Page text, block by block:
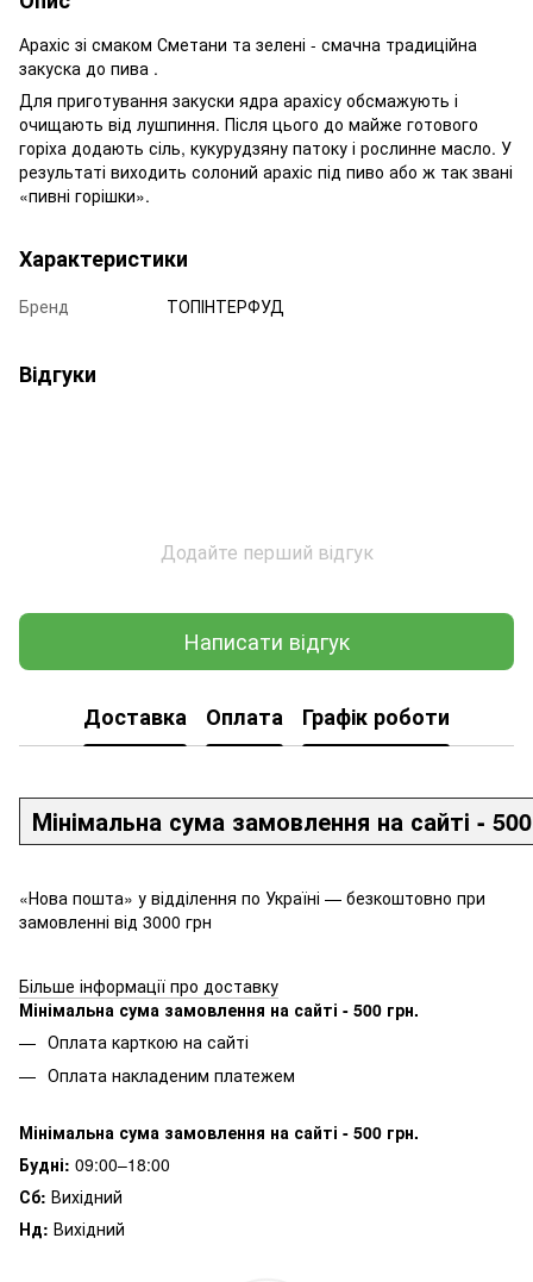
Арахіс зі смаком Сметани та зелені - смачна традиційна
закуска до пива .
Для приготування закуски ядра арахісу обсмажують і
очищають від лушпиння. Після цього до майже готового
горіха додають сіль, кукурудзяну патоку і рослинне масло. У
результаті виходить солоний арахіс під пиво або ж так звані
«пивні горішки».
Характеристики
Бренд ТОПІНТЕРФУД
Відгуки
Додайте перший відгук
Написати відгук
Доставка Оплата Графік роботи
Мінімальна сума замовлення на сайті -
«Нова пошта» у відділення по Україні — безкоштовно при
замовленні від 3000 грн
Більше інформації про доставку
Мінімальна сума замовлення на сайті - 500 грн.
Оплата карткою на сайті
Оплата накладеним платежем
Мінімальна сума замовлення на сайті - 500 грн.
Будні: 09:00–18:00
Сб: Вихідний
Нд: Вихідний